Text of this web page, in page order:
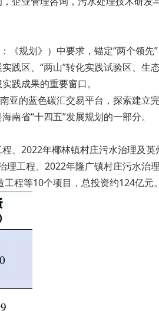
《规划》）中要求，锚定“两个领
区、“两山”转化实践试验区、生
践成果的重要窗口。
亚的蓝色碳汇交易平台，探索建立
省“十四五”发展规划的一部分。
、2022年椰林镇村庄污水治理及英
工程、2022年隆广镇村庄污水治
程等10个项目，总投资约124亿元。